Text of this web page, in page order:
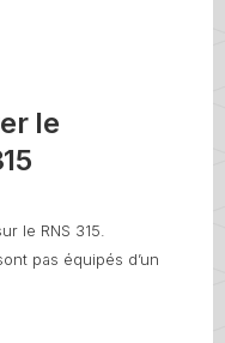
le
le RNS 315.
pas équipés d’un